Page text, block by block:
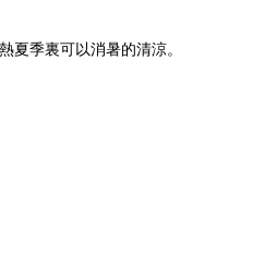
季裏可以消暑的清涼。